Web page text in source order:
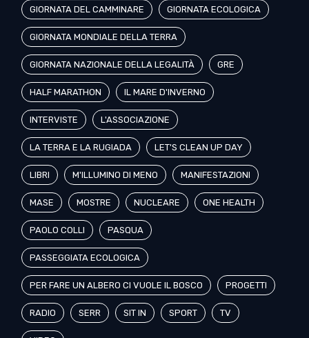
GIORNATA DEL CAMMINARE GIORNATA ECOLOGICA
GIORNATA MONDIALE DELLA TERRA
GIORNATA NAZIONALE DELLA LEGALITÀ GRE
HALF MARATHON IL MARE D'INVERNO
INTERVISTE L'ASSOCIAZIONE
LA TERRA E LA RUGIADA LET'S CLEAN UP DAY
LIBRI M'ILLUMINO DI MENO MANIFESTAZIONI
MASE MOSTRE NUCLEARE ONE HEALTH
PAOLO COLLI PASQUA
PASSEGGIATA ECOLOGICA
PER FARE UN ALBERO CI VUOLE IL BOSCO PROGETTI
RADIO SERR SIT IN SPORT TV